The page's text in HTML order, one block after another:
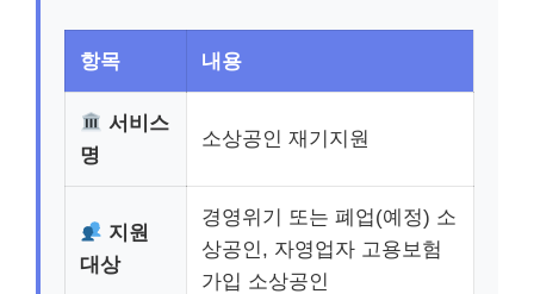
항목 내용
서비스
명
소상공인 재기지원
지원
대상
경영위기 또는 폐업(예정) 소
상공인, 자영업자 고용보험
가입 소상공인